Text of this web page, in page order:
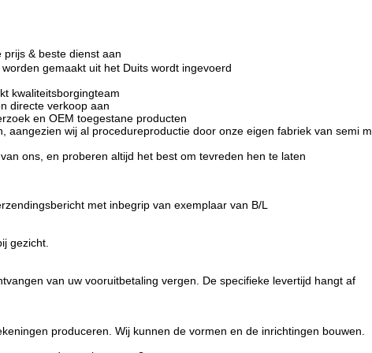
& beste dienst aan
gemaakt uit het Duits wordt ingevoerd
kwaliteitsborgingteam
directe verkoop aan
en OEM toegestane producten
aangezien wij al procedureproductie door onze eigen fabriek van semi
ons, en proberen altijd het best om tevreden hen te laten
met inbegrip van exemplaar van B/L
gezicht.
van uw vooruitbetaling vergen. De specifieke levertijd hangt af
produceren. Wij kunnen de vormen en de inrichtingen bouwen.